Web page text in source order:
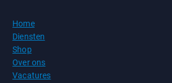
Home
Diensten
Shop
Over ons
Vacatures